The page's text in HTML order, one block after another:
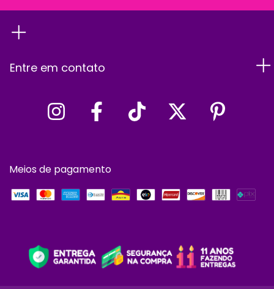
Entre em contato
Meios de pagamento